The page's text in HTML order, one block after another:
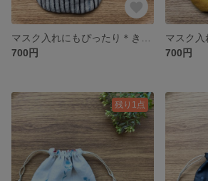
700円
700円
残り1点